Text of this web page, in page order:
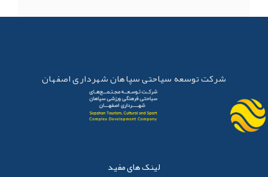
شرکت توسعه سیاحتی سپاهان شهرداری اصفهان
لینک های مفید